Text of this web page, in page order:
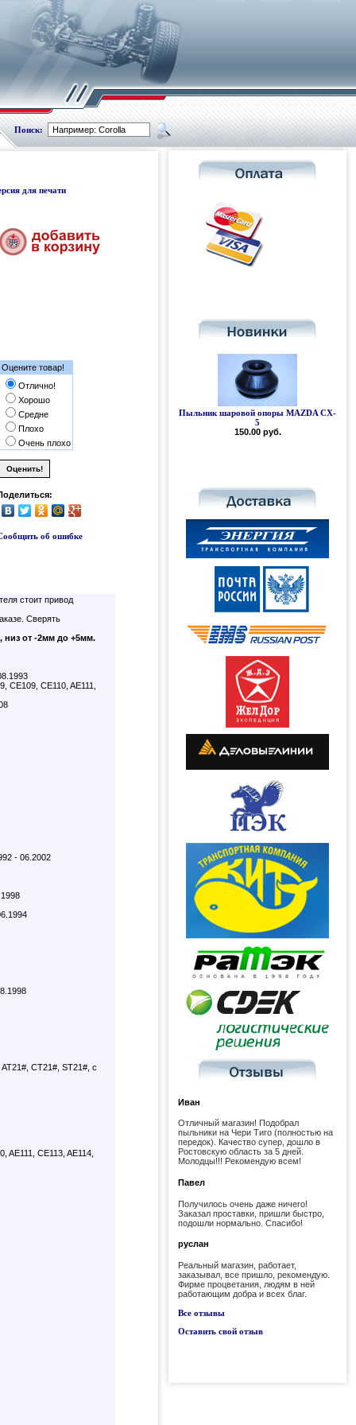
Поиск:
для печати
Оцените товар!
Отлично!
Хорошо
Средне
Плохо
Очень плохо
об ошибке
стоит привод
Сверять
низ от -2мм до +5мм.
CE109, CE110, AE111,
- 06.2002
CT21#, ST21#, с
AE111, CE113, AE114,
Пыльник шаровой опоры MAZDA CX-
5
150.00 руб.
Силиконовый пыльник шаровой
опоры MAZDA CX-5
300.00 руб.
Иван
Отличный магазин! Подобрал
пыльники на Чери Тиго (полностью на
передок). Качество супер, дошло в
Ростовскую область за 5 дней.
Молодцы!!! Рекомендую всем!
Павел
Получилось очень даже ничего!
Заказал проставки, пришли быстро,
подошли нормально. Спасибо!
руслан
Реальный магазин, работает,
заказывал, все пришло, рекомендую.
Фирме процветания, людям в ней
работающим добра и всех благ.
Все отзывы
Оставить свой отзыв